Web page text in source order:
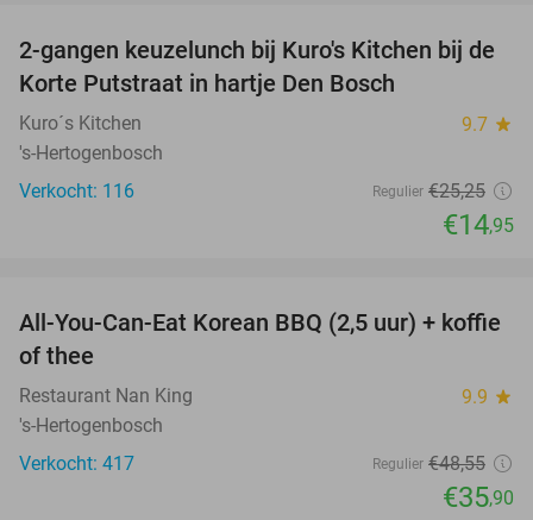
41%
2-gangen keuzelunch bij Kuro's Kitchen bij de
Korte Putstraat in hartje Den Bosch
Kuro´s Kitchen 9.7 star
's-Hertogenbosch
Verkocht: 116
Regulier €25,25
€14,95
26%
All-You-Can-Eat Korean BBQ (2,5 uur) + koffie
of thee
Restaurant Nan King 9.9 star
's-Hertogenbosch
Verkocht: 417
Regulier €48,55
€35,90